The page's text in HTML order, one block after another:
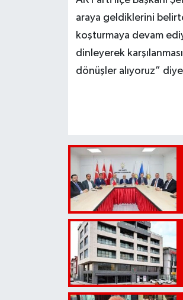
araya geldiklerini
koşturmaya devam
dinleyerek
dönüşler alıyoruz”